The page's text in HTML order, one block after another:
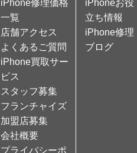
iPhone修理価格
一覧
店舗アクセス
よくあるご質問
iPhone買取サー
ビス
スタッフ募集
フランチャイズ
加盟店募集
会社概要
プライバシーポ
iPhoneお役
立ち情報
iPhone修理
ブログ